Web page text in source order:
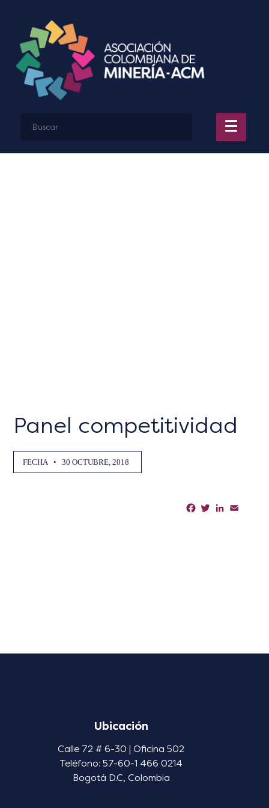
Panel competitividad
FECHA • 30 OCTUBRE, 2018
Facebook
TwitterLinkedIn
Ubicación
Calle 72 # 6-30 | Oficina 502
Teléfono: 57-60-1 466 0214
Bogotá D.C, Colombia